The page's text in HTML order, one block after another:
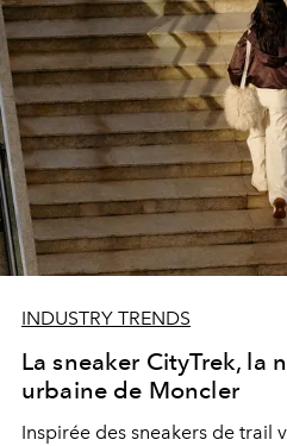
INDUSTRY TRENDS
La sneaker CityTrek, la
urbaine de Moncler
Inspirée des sneakers de trail